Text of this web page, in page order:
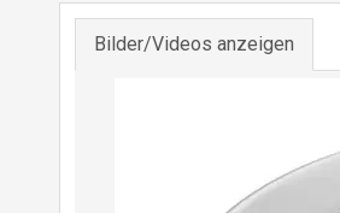
Bilder/Videos anzeigen